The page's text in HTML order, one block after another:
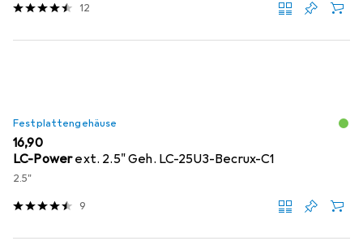
12
Festplattengehäuse
EUR
16,90
LC-Powerext. 2.5" Geh. LC-25U3-Becrux-C1
2.5"
9